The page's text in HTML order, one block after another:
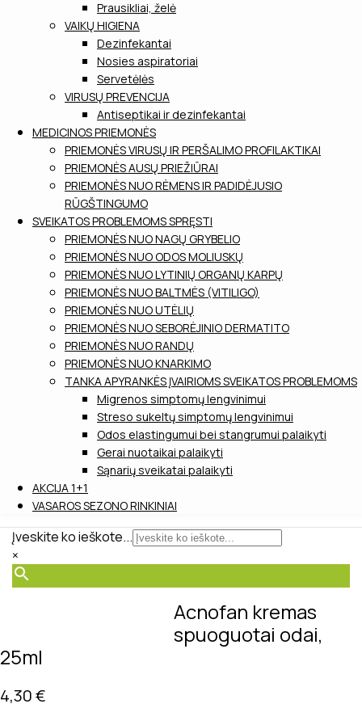
Prausikliai, želė
VAIKŲ HIGIENA
Dezinfekantai
Nosies aspiratoriai
Servetėlės
VIRUSŲ PREVENCIJA
Antiseptikai ir dezinfekantai
MEDICINOS PRIEMONĖS
PRIEMONĖS VIRUSŲ IR PERŠALIMO PROFILAKTIKAI
PRIEMONĖS AUSŲ PRIEŽIŪRAI
PRIEMONĖS NUO RĖMENS IR PADIDĖJUSIO
RŪGŠTINGUMO
SVEIKATOS PROBLEMOMS SPRĘSTI
PRIEMONĖS NUO NAGŲ GRYBELIO
PRIEMONĖS NUO ODOS MOLIUSKŲ
PRIEMONĖS NUO LYTINIŲ ORGANŲ KARPŲ
PRIEMONĖS NUO BALTMĖS (VITILIGO)
PRIEMONĖS NUO UTĖLIŲ
PRIEMONĖS NUO SEBORĖJINIO DERMATITO
PRIEMONĖS NUO RANDŲ
PRIEMONĖS NUO KNARKIMO
TANKA APYRANKĖS ĮVAIRIOMS SVEIKATOS PROBLEMOMS
Migrenos simptomų lengvinimui
Streso sukeltų simptomų lengvinimui
Odos elastingumui bei stangrumui palaikyti
Gerai nuotaikai palaikyti
Sąnarių sveikatai palaikyti
AKCIJA 1+1
VASAROS SEZONO RINKINIAI
Įveskite ko ieškote...
×
Acnofan kremas
spuoguotai odai,
25ml
4,30€